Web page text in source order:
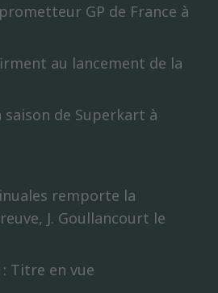
GP de France à
au lancement de la
de Superkart à
remporte la
J. Goullancourt le
Titre en vue